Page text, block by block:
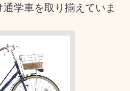
学車を取り揃えていま